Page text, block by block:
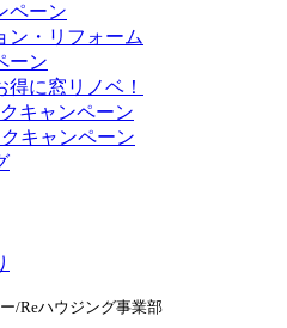
ペーン
ン・リフォーム
ーン
に窓リノベ！
キャンペーン
キャンペーン
/Reハウジング事業部